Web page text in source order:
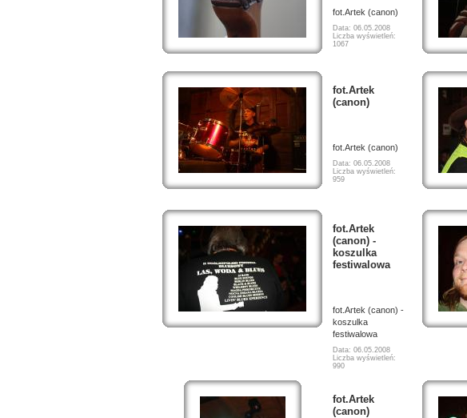
fot.Artek (canon)
Data: 06.05.2008
Liczba wyświetleń:
1067
fot.Artek
(canon)
fot.Artek (canon)
Data: 06.05.2008
Liczba wyświetleń:
959
fot.Artek
(canon) -
koszulka
festiwalowa
fot.Artek (canon) -
koszulka
festiwalowa
Data: 06.05.2008
Liczba wyświetleń:
990
fot.Artek
(canon)